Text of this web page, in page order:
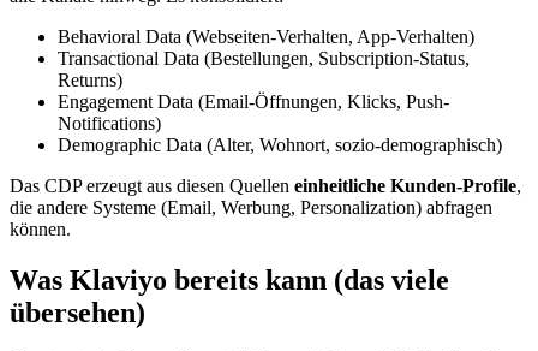
Behavioral Data (Webseiten-Verhalten, App-Verhalten)
Transactional Data (Bestellungen, Subscription-Status,
Returns)
Engagement Data (Email-Öffnungen, Klicks, Push-
Notifications)
Demographic Data (Alter, Wohnort, sozio-demographisch)
Das CDP erzeugt aus diesen Quellen einheitliche Kunden-Profile,
die andere Systeme (Email, Werbung, Personalization) abfragen
können.
Was Klaviyo bereits kann (das viele
übersehen)